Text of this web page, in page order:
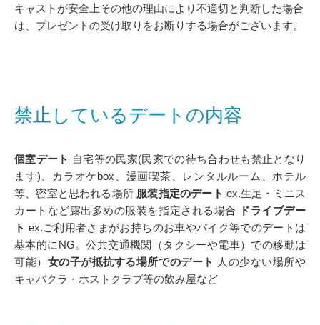
キャストが安全上その他の理由により不適切と判断した場合
は、プレゼントの受け取りをお断りする場合がございます。
禁止しているデートの内容
個室デート 自宅等の民家(民家での待ち合わせも禁止となり
ます)、カラオケbox、漫画喫茶、レンタルルーム、ホテル
等、密室と思われる場所 服装指定のデート ex.生足・ミニス
カートなど露出多めの服装を指定される場合
ドライブデー
ト ex.ご利用者さまがお持ちのお車やバイク等でのデートは
基本的にNG。公共交通機関（タクシーや電車）での移動は
可能） 女の子が抵抗する場所でのデート
人の少ない場所や
キャバクラ・ホストクラブ等の飲み屋など